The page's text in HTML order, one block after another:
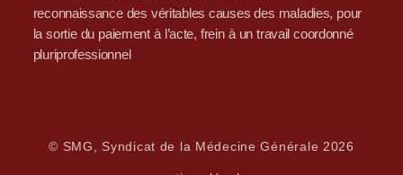
reconnaissance des véritables causes des maladies, pour
la sortie du paiement à l’acte, frein à un travail coordonné
pluriprofessionnel
© SMG, Syndicat de la Médecine Générale 2026